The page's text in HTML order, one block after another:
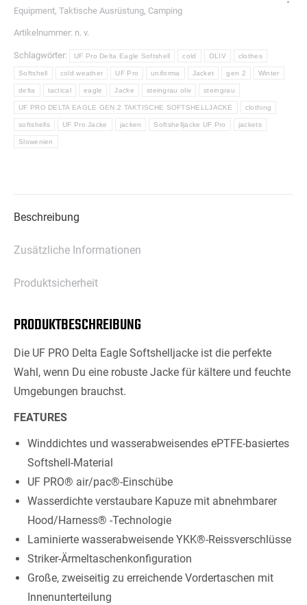
GEN.2
TAKTISCHE
Equipment, Taktische Ausrüstung, Camping
Artikelnummer: n. v.
Schlagwörter: UF Pro Delta Eagle Softshell cold OLIV clothes
Softshell cold weather UF Pro uniforma Jacket gen 2 Winter
delta tactical eagle Jacke steingrau oliv steingrau
UF PRO DELTA EAGLE GEN.2 TAKTISCHE SOFTSHELLJACKE clothing
softshells UF Pro Jacke jacken Softshelljacke UF Pro jackets
Slowenien
Beschreibung
Zusätzliche Informationen
Produktsicherheit
PRODUKTBESCHREIBUNG
Die UF PRO Delta Eagle Softshelljacke ist die perfekte
Wahl, wenn Du eine robuste Jacke für kältere und feuchte
Umgebungen brauchst.
FEATURES
Winddichtes und wasserabweisendes ePTFE-basiertes
Softshell-Material
UF PRO® air/pac®-Einschübe
Wasserdichte verstaubare Kapuze mit abnehmbarer
Hood/Harness® -Technologie
Laminierte wasserabweisende YKK®-Reissverschlüsse
Striker-Ärmeltaschenkonfiguration
Große, zweiseitig zu erreichende Vordertaschen mit
Innenunterteilung